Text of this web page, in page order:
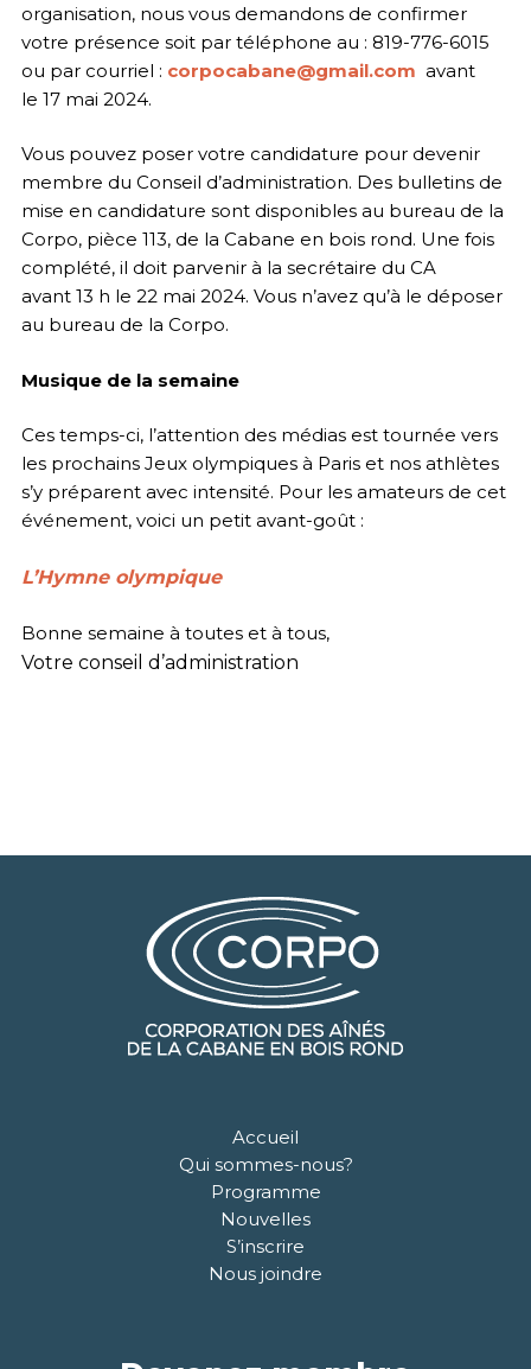
organisation, nous vous demandons de confirmer
votre présence soit par téléphone au : 819-776-6015
ou par courriel : corpocabane@gmail.com avant
le 17 mai 2024.
Vous pouvez poser votre candidature pour devenir
membre du Conseil d’administration. Des bulletins de
mise en candidature sont disponibles au bureau de la
Corpo, pièce 113, de la Cabane en bois rond. Une fois
complété, il doit parvenir à la secrétaire du CA
avant 13 h le 22 mai 2024. Vous n’avez qu’à le déposer
au bureau de la Corpo.
Musique de la semaine
Ces temps-ci, l’attention des médias est tournée vers
les prochains Jeux olympiques à Paris et nos athlètes
s’y préparent avec intensité. Pour les amateurs de cet
événement, voici un petit avant-goût :
L’Hymne olympique
Bonne semaine à toutes et à tous,
Votre conseil d’administration
Accueil
Qui sommes-nous?
Programme
Nouvelles
S’inscrire
Nous joindre